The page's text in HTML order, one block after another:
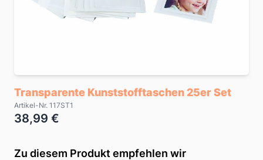
Transparente Kunststofftaschen 25er Set
Artikel-Nr. 117ST1
38,99 €
Zu diesem Produkt empfehlen wir